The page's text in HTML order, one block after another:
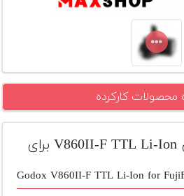
محصولات کارکرده
اسپیدلایت گودکس V860II-F TTL Li-Ion برای
Godox V860II-F TTL Li-Ion for